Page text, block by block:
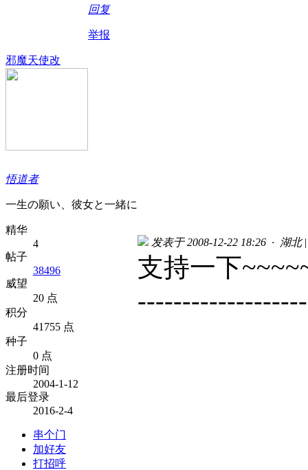
回复
举报
邪魔天使改
悟道者
一生の願い、彼女と一緒に
精华
4
帖子
38496
威望
20 点
积分
41755 点
种子
0 点
注册时间
2004-1-12
最后登录
2016-2-4
串个门
加好友
打招呼
发表于 2008-12-22 18:26 · 湖北 |
支持一下